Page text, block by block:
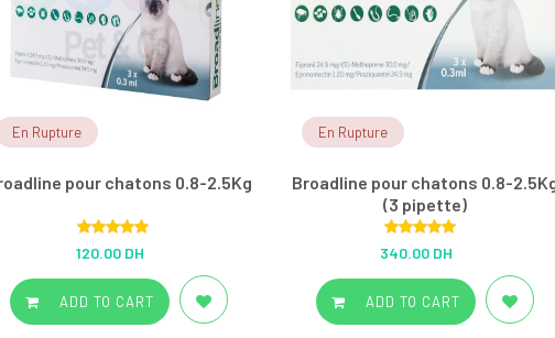
En Rupture
pour chatons 0.8-2.5Kg
Rated 5.00
out of 5
120.00 DH
ADD TO CART
En Rupture
Broadline pour chatons 0.8-
(3 pipette)
Rated 5.00
out of 5
340.00 DH
ADD TO CART